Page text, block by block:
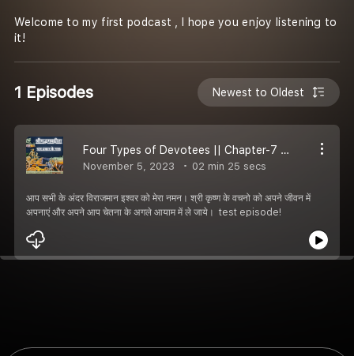
Welcome to my first podcast , I hope you enjoy listening to
it!
1 Episodes Newest to Oldest
Four Types of Devotees || Chapter-7 of Bhagwad Geeta.
November 5, 2023 02 min 25 secs
आप सभी के अंदर विराजमान इश्वर को मेरा नमन। श्री कृष्ण के वचनो को अपने जीवन में
अपनाएं और अपने आप चेतना के अगले आयाम में ले जाये। test episode!